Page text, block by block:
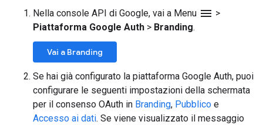
Nella console API di Google, vai a Menu menu >
Piattaforma Google Auth > Branding.
Vai a Branding
Se hai già configurato la piattaforma Google Auth, puoi
configurare le seguenti impostazioni della schermata
per il consenso OAuth in Branding, Pubblico e
Accesso ai dati. Se viene visualizzato il messaggio